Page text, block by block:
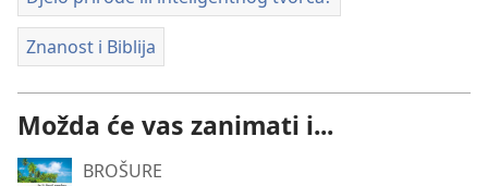
Znanost i Biblija
Možda će vas zanimati i...
BROŠURE